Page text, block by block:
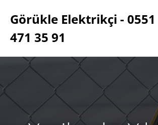
geç
Görükle Elektrikçi - 0551
471 35 91